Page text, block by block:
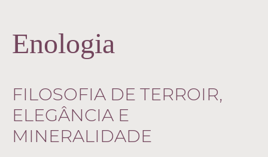
Enologia
FILOSOFIA DE TERROIR,
ELEGÂNCIA E
MINERALIDADE